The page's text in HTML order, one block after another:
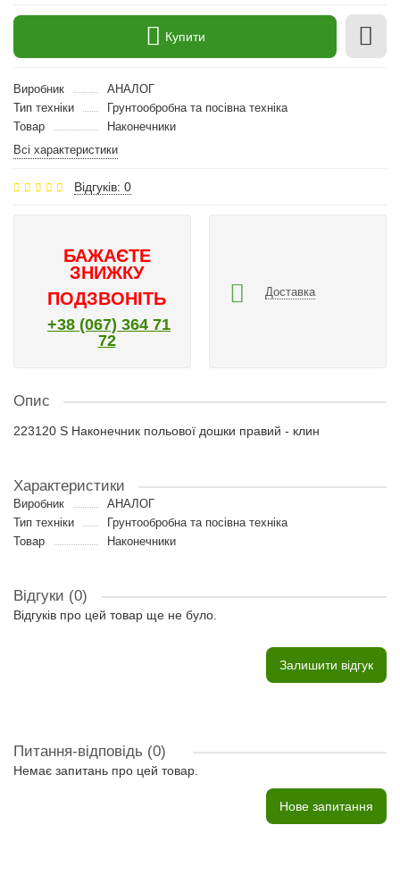
Купити
Виробник
АНАЛОГ
Тип техніки
Грунтообробна та посівна техніка
Товар
Наконечники
Всі характеристики
Відгуків: 0
БАЖАЄТЕ
ЗНИЖКУ
ПОДЗВОНІТЬ
+38 (067) 364 71
72
Доставка
Опис
223120 S Наконечник польової дошки правий - клин
Характеристики
Виробник
АНАЛОГ
Тип техніки
Грунтообробна та посівна техніка
Товар
Наконечники
Відгуки (0)
Відгуків про цей товар ще не було.
Залишити відгук
Питання-відповідь (0)
Немає запитань про цей товар.
Нове запитання